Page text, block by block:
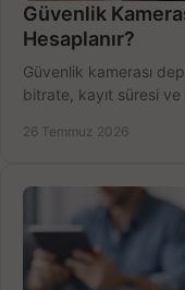
Güvenlik
Hesaplanır?
Güvenlik kamerası
bitrate, kayıt süresi
26 Temmuz 2026